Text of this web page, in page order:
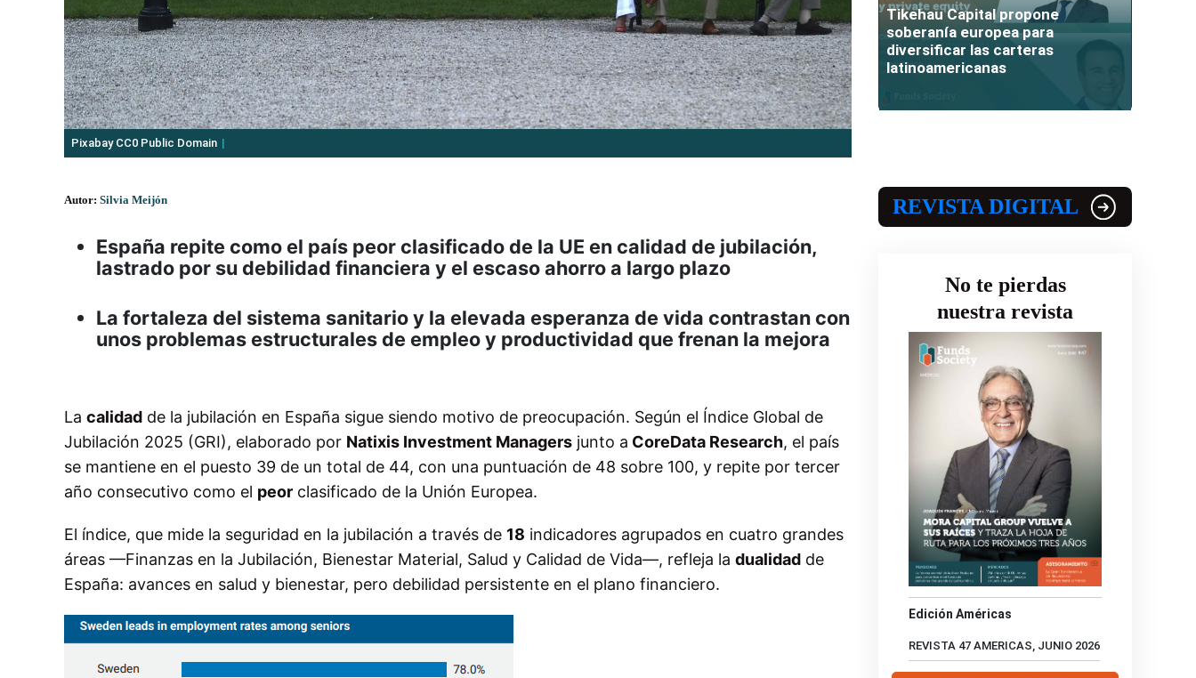
Pixabay CC0 Public Domain
Autor: Silvia Meijón
España repite como el país peor clasificado de la UE en calidad de jubilación,
lastrado por su debilidad financiera y el escaso ahorro a largo plazo
La fortaleza del sistema sanitario y la elevada esperanza de vida contrastan con
unos problemas estructurales de empleo y productividad que frenan la mejora
La calidad de la jubilación en España sigue siendo motivo de preocupación. Según el Índice Global de
Jubilación 2025 (GRI), elaborado por Natixis Investment Managers junto a CoreData Research, el país
se mantiene en el puesto 39 de un total de 44, con una puntuación de 48 sobre 100, y repite por tercer
año consecutivo como el peor clasificado de la Unión Europea.
El índice, que mide la seguridad en la jubilación a través de 18 indicadores agrupados en cuatro grandes
áreas —Finanzas en la Jubilación, Bienestar Material, Salud y Calidad de Vida—, refleja la dualidad de
España: avances en salud y bienestar, pero debilidad persistente en el plano financiero.
Tikehau Capital propone
soberanía europea para
diversificar las carteras
latinoamericanas
REVISTA DIGITAL
No te pierdas
nuestra revista
Edición Américas
REVISTA 47 AMERICAS, JUNIO 2026